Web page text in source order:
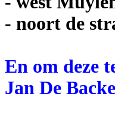
- noort de
En om deze
Jan De